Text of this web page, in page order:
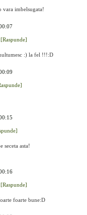
vara imbelsugata!
[Raspunde]
:) la fel !!!:D
seceta asta!
[Raspunde]
foarte bune:D